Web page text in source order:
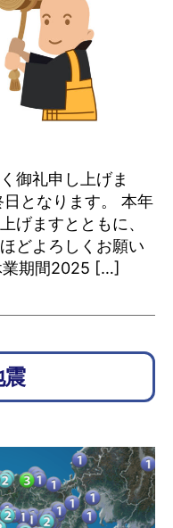
御礼申し上げま
となります。 本年
げますとともに、
どよろしくお願い
業期間2025 […]
震